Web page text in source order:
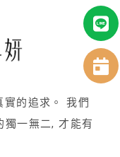
實的追求。 我們
獨一無二, 才能有